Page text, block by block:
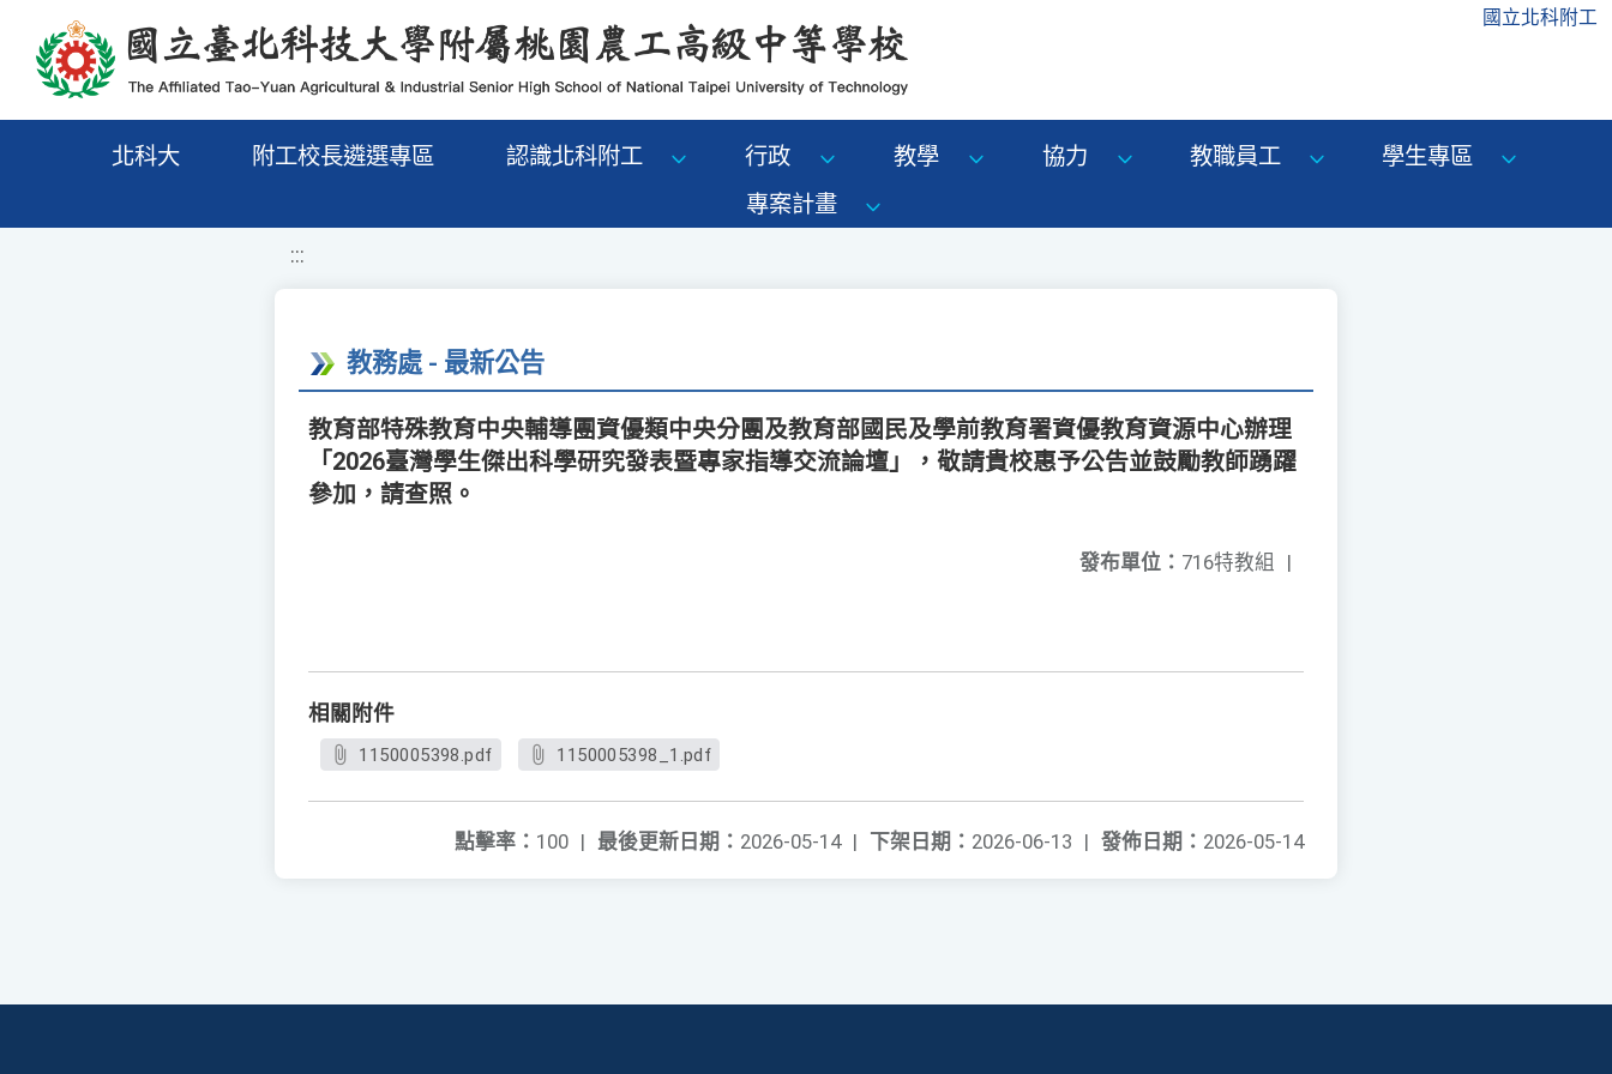
移至網頁之主要內容區位置 國立北科附工
北科大 附工校長遴選專區 認識北科附工 行政 教學 協力 教職員工
學生專區
專案計畫
:::
教務處 - 最新公告
教育部特殊教育中央輔導團資優類中央分團及教育部國民及學前教育署資優教育資源中心辦理
「2026臺灣學生傑出科學研究發表暨專家指導交流論壇」，敬請貴校惠予公告並鼓勵教師踴躍
參加，請查照。
發布單位： 716特教組 |
相關附件
1150005398.pdf 1150005398_1.pdf
發佈日期： 2026-05-14
下架日期： 2026-06-13 |
最後更新日期： 2026-05-14 |
點擊率： 100 |